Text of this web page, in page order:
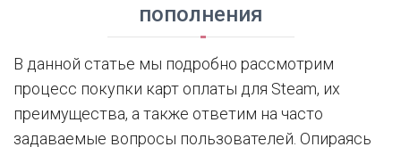
пополнения
В данной статье мы подробно рассмотрим
процесс покупки карт оплаты для Steam, их
преимущества, а также ответим на часто
задаваемые вопросы пользователей. Опираясь